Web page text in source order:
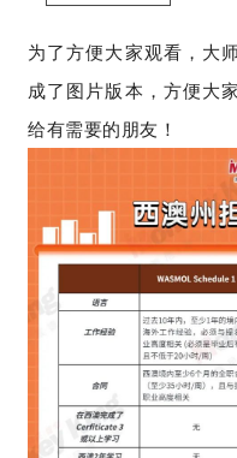
为了方便大家观看，大
成了图片版本，方便大
给有需要的朋友！